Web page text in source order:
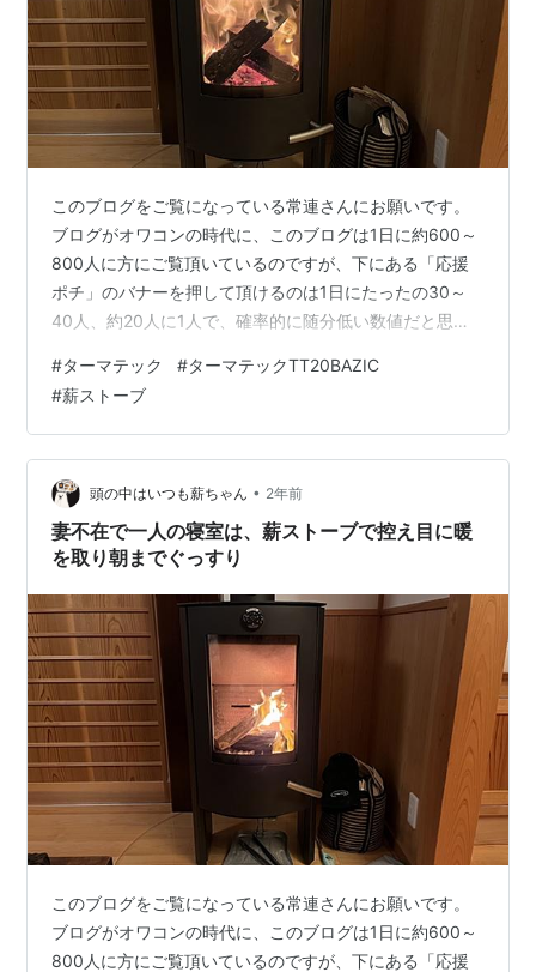
このブログをご覧になっている常連さんにお願いです。
ブログがオワコンの時代に、このブログは1日に約600～
800人に方にご覧頂いているのですが、下にある「応援
ポチ」のバナーを押して頂けるのは1日にたったの30～
40人、約20人に1人で、確率的に随分低い数値だと思い
のは無理があると思うので、せめて常連さんだけでも
「応援ポチ」のクリックを1日1回して頂ければと思いま
す。 この1日1回の「応援ポチ」がブログを継続する意思
に繋がります。 ⇩⇩⇩⇩⇩ はじまり、はじまり ⇩⇩⇩⇩⇩
妻不在二日目の夜を迎えたので寝室の小型薪ストーブ、
ターマテックTT20…
#ターマテック #ターマテックTT20BAZIC
#薪ストーブ
頭の中はいつも薪ちゃん • 2年前
妻不在で一人の寝室は、薪ストーブで控え目に暖
を取り朝までぐっすり
このブログをご覧になっている常連さんにお願いです。
ブログがオワコンの時代に、このブログは1日に約600～
800人に方にご覧頂いているのですが、下にある「応援